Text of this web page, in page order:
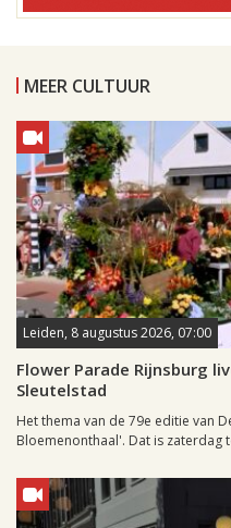
MEER CULTUUR
Leiden, 8 augustus 2026, 07:00
Flower Parade Rijnsburg
Sleutelstad
Het thema van de 79e editie van
Bloemenonthaal'. Dat is zaterdag